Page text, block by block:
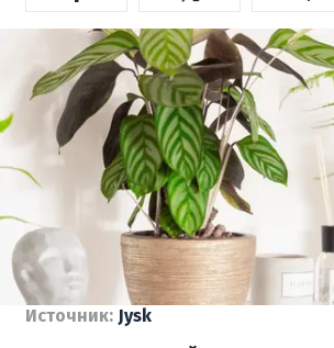
Источник: Jysk